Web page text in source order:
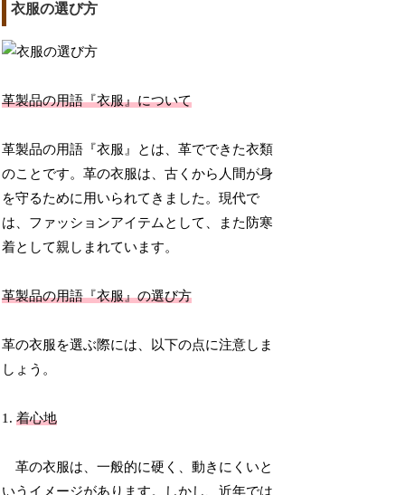
衣服の選び方
革製品の用語『衣服』について
革製品の用語『衣服』とは、革でできた衣類
のことです。革の衣服は、古くから人間が身
を守るために用いられてきました。現代で
は、ファッションアイテムとして、また防寒
着として親しまれています。
革製品の用語『衣服』の選び方
革の衣服を選ぶ際には、以下の点に注意しま
しょう。
1.着心地
革の衣服は、一般的に硬く、動きにくいと
いうイメージがあります。しかし、近年では